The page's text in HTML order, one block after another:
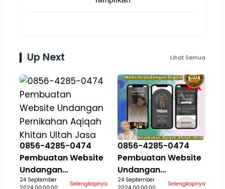
Up Next Lihat Semua
0856-4285-0474
Pembuatan Website
Undangan
Pernikahan Aqiqah
24 September
Selengkapnya
0856-4285-0474
Pembuatan Website
Undangan
Pernikahan Aqiqah
24 September
Selengkapnya